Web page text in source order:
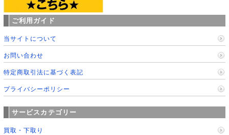
ご利用ガイド
当サイトについて
お問い合わせ
特定商取引法に基づく表記
プライバシーポリシー
サービスカテゴリー
買取・下取り